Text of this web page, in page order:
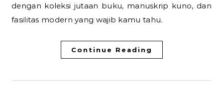
dengan koleksi jutaan buku, manuskrip kuno, dan
fasilitas modern yang wajib kamu tahu.
Continue Reading